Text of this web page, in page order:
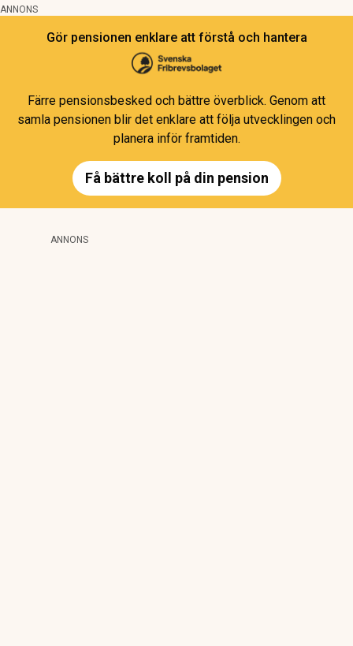
ANNONS
Gör pensionen enklare att förstå och hantera
Färre pensionsbesked och bättre överblick. Genom att
samla pensionen blir det enklare att följa utvecklingen och
planera inför framtiden.
Få bättre koll på din pension
ANNONS